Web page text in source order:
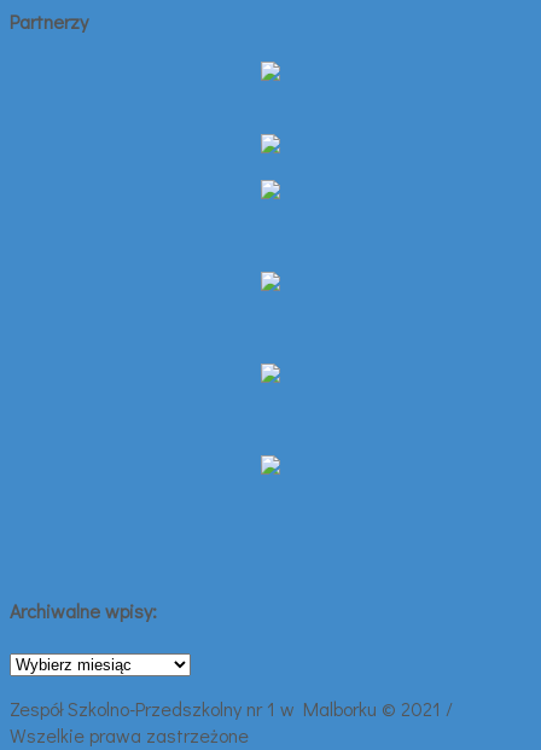
Partnerzy
Archiwalne wpisy:
Archiwalne
Zespół Szkolno-Przedszkolny nr 1 w Malborku © 2021 /
Wszelkie prawa zastrzeżone